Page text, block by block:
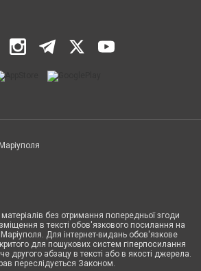
без отримання попередньої згоди
в тексті обов'язкового посилання на
Для інтернет-видань обов'язкове
для пошукових систем гіперпосилання
другого абзацу в тексті або в якості джерела.
переслідується Законом.